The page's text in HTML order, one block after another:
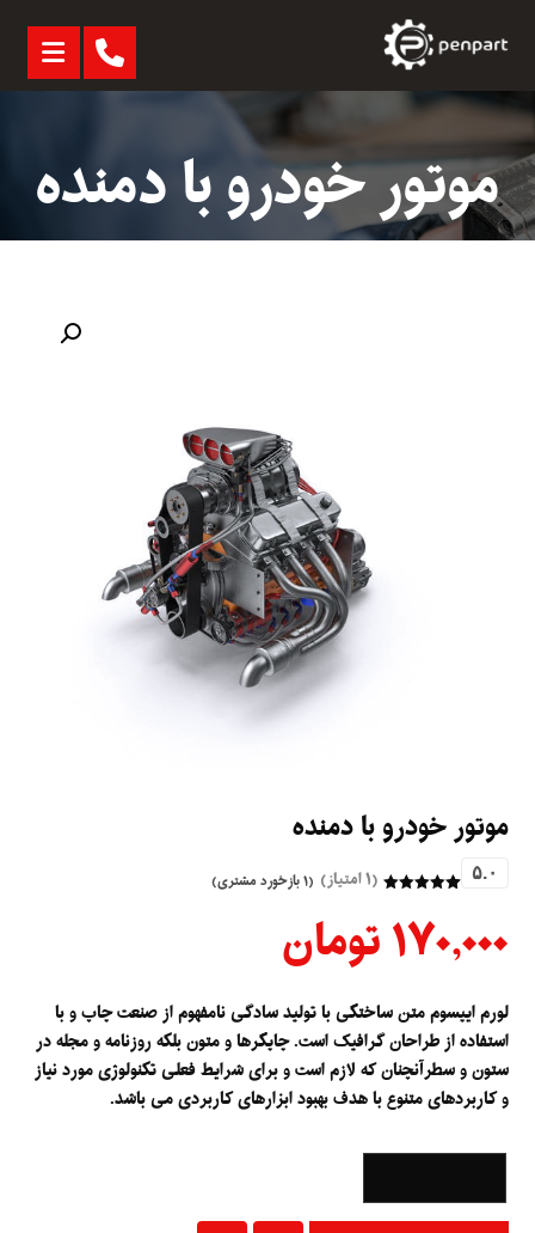
موتور خودرو با دمنده
موتور خودرو با دمنده
۵.۰
امتیازدهی
مشتری
(۱ امتیاز) (۱بازخورد مشتری)
۱۷۰,۰۰۰تومان
لورم ایپسوم متن ساختگی با تولید سادگی نامفهوم از صنعت چاپ و با
استفاده از طراحان گرافیک است. چاپگرها و متون بلکه روزنامه و مجله در
ستون و سطرآنچنان که لازم است و برای شرایط فعلی تکنولوژی مورد نیاز
و کاربردهای متنوع با هدف بهبود ابزارهای کاربردی می باشد.